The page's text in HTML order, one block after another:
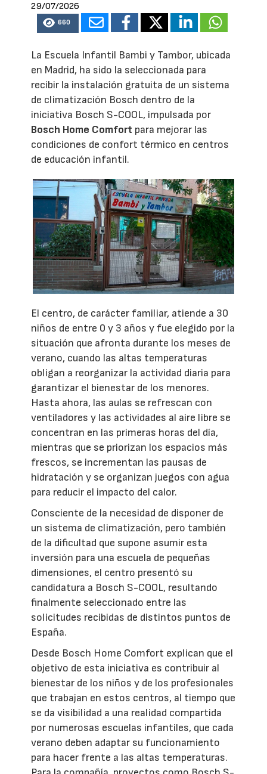
29/07/2026
660
La Escuela Infantil Bambi y Tambor, ubicada
en Madrid, ha sido la seleccionada para
recibir la instalación gratuita de un sistema
de climatización Bosch dentro de la
iniciativa Bosch S-COOL, impulsada por
Bosch Home Comfort para mejorar las
condiciones de confort térmico en centros
de educación infantil.
El centro, de carácter familiar, atiende a 30
niños de entre 0 y 3 años y fue elegido por la
situación que afronta durante los meses de
verano, cuando las altas temperaturas
obligan a reorganizar la actividad diaria para
garantizar el bienestar de los menores.
Hasta ahora, las aulas se refrescan con
ventiladores y las actividades al aire libre se
concentran en las primeras horas del día,
mientras que se priorizan los espacios más
frescos, se incrementan las pausas de
hidratación y se organizan juegos con agua
para reducir el impacto del calor.
Consciente de la necesidad de disponer de
un sistema de climatización, pero también
de la dificultad que supone asumir esta
inversión para una escuela de pequeñas
dimensiones, el centro presentó su
candidatura a Bosch S-COOL, resultando
finalmente seleccionado entre las
solicitudes recibidas de distintos puntos de
España.
Desde Bosch Home Comfort explican que el
objetivo de esta iniciativa es contribuir al
bienestar de los niños y de los profesionales
que trabajan en estos centros, al tiempo que
se da visibilidad a una realidad compartida
por numerosas escuelas infantiles, que cada
verano deben adaptar su funcionamiento
para hacer frente a las altas temperaturas.